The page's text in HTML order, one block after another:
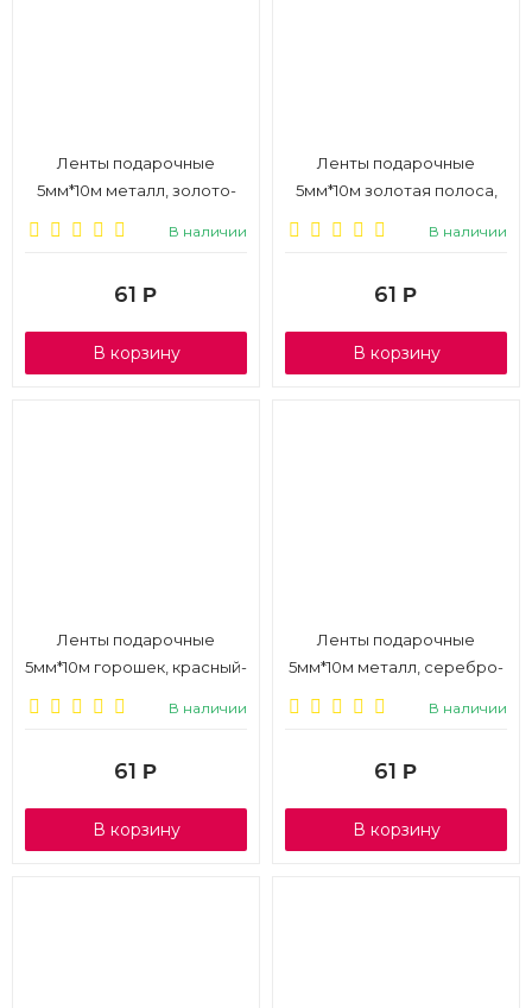
Ленты подарочные
5мм*10м металл, золото-
В наличии
61 Р
В корзину
Ленты подарочные
5мм*10м золотая полоса,
В наличии
61 Р
В корзину
Ленты подарочные
5мм*10м горошек, красный-
В наличии
61 Р
В корзину
Ленты подарочные
5мм*10м металл, серебро-
В наличии
61 Р
В корзину